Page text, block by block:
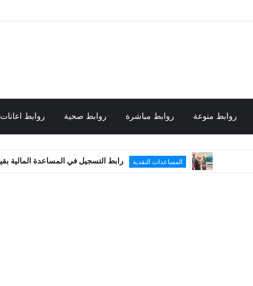
روابط منوعة روابط مباشرة روابط صحية روابط اعانات
المساعدات النقدية رابط التسجيل في المساعدة المالية بقيمة 1250 شيكل